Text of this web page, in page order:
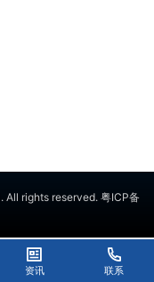
. All rights reserved. 粤ICP备
资讯 联系